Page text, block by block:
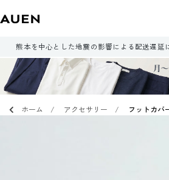
熊本を中心とした地震の影響による配送遅延
ホーム アクセサリー フットカバ